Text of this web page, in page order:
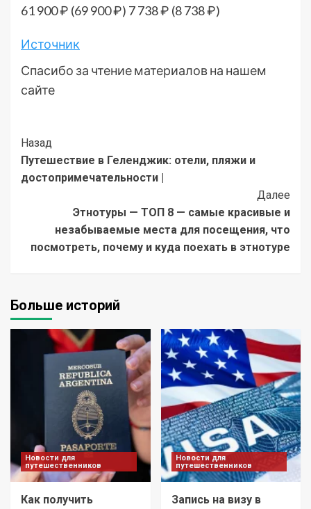
61 900 ₽ (69 900 ₽) 7 738 ₽ (8 738 ₽)
Источник
Спасибо за чтение материалов на нашем
сайте
Post
Navigation
Назад
Путешествие в Геленджик: отели, пляжи и
достопримечательности |
Далее
Этнотуры — ТОП 8 — самые красивые и
незабываемые места для посещения, что
посмотреть, почему и куда поехать в этнотуре
Больше историй
Новости для
путешественников
Как получить
Новости для
путешественников
Запись на визу в